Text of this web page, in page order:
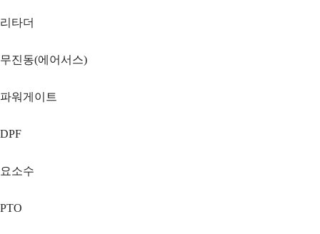
리타더
무진동(에어서스)
파워게이트
DPF
요소수
PTO